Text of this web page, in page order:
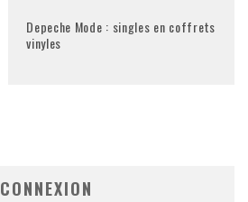
Depeche Mode : singles en coffrets
vinyles
CONNEXION